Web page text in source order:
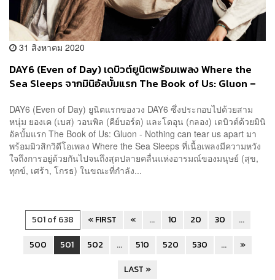
31 สิงหาคม 2020
DAY6 (Even of Day) เดบิวต์ยูนิตพร้อมเพลง Where the
Sea Sleeps จากมินิอัลบั้มแรก The Book of Us: Gluon –
DAY6 (Even of Day) ยูนิตแรกของวง DAY6 ซึ่งประกอบไปด้วยสาม
หนุ่ม ยองเค (เบส) วอนพิล (คีย์บอร์ด) และโดอุน (กลอง) เดบิวต์ด้วยมินิ
อัลบั้มแรก The Book of Us: Gluon - Nothing can tear us apart มา
พร้อมมิวสิกวิดีโอเพลง Where the Sea Sleeps ที่เนื้อเพลงมีความหวัง
ใจถึงการอยู่ด้วยกันไปจนถึงสุดปลายคลื่นแห่งอารมณ์ของมนุษย์ (สุข,
ทุกข์, เศร้า, โกรธ) ในขณะที่กำลัง...
501 of 638 « FIRST « ... 10 20 30
...
500
501 502 ... 510 520 530 ...
»
LAST »